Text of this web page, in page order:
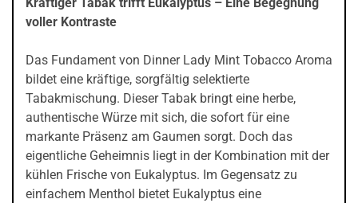
voller Kontraste
Das Fundament von Dinner Lady Mint Tobacco Aroma
bildet eine kräftige, sorgfältig selektierte
Tabakmischung. Dieser Tabak bringt eine herbe,
authentische Würze mit sich, die sofort für eine
markante Präsenz am Gaumen sorgt. Doch das
eigentliche Geheimnis liegt in der Kombination mit der
kühlen Frische von Eukalyptus. Im Gegensatz zu
einfachem Menthol bietet Eukalyptus eine